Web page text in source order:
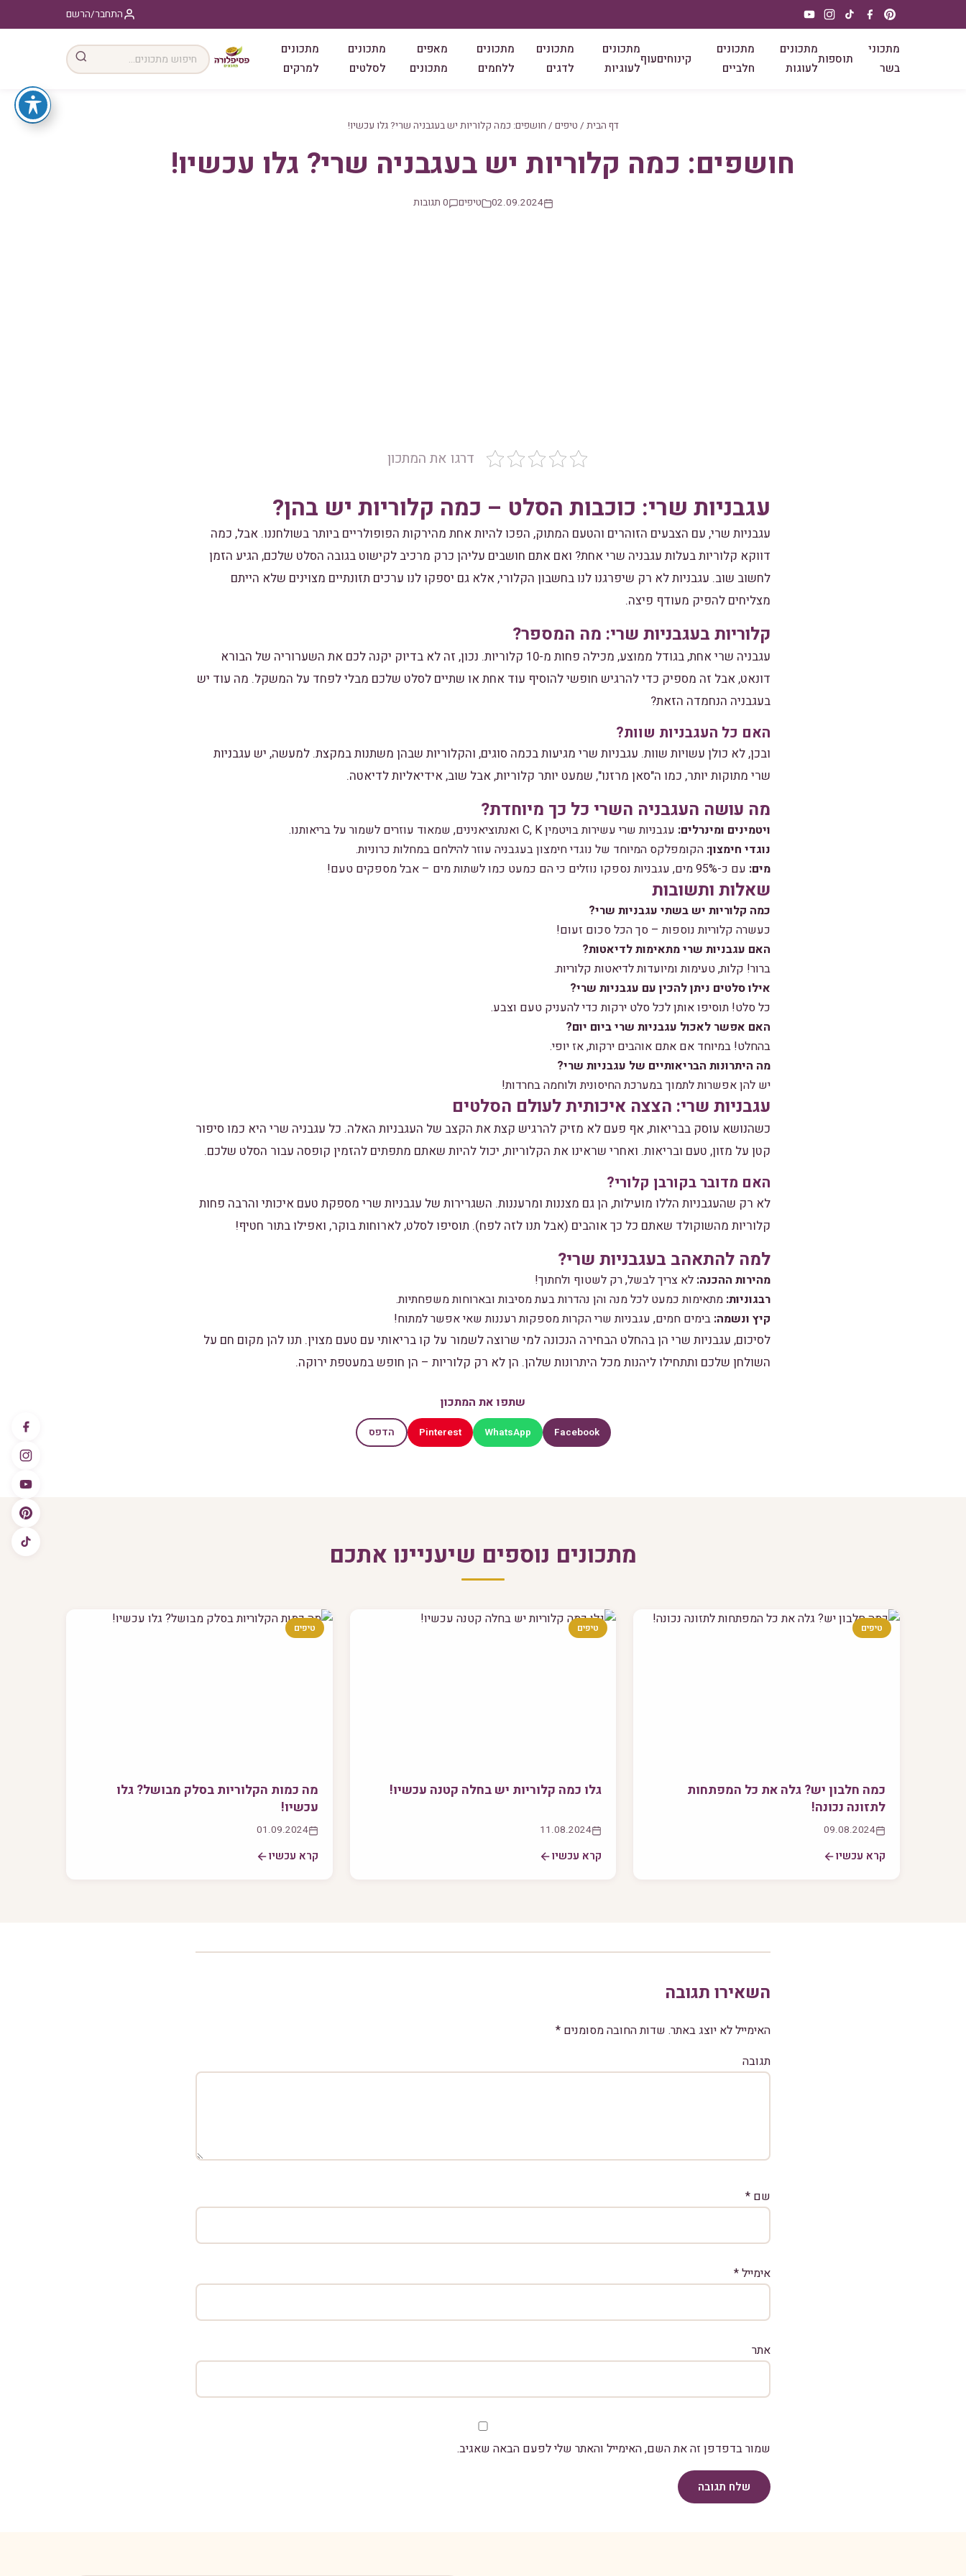
התחבר/הרשם
מתכוני
בשר
תוספות
מתכונים
לעוגות
מתכונים
חלביים
קינוחיםעוף
מתכונים
לעוגיות
מתכונים
לדגים
מתכונים
ללחמים
מאפים
מתכונים
מתכונים
לסלטים
מתכונים
למרקים
דף הבית / טיפים / חושפים: כמה קלוריות יש בעגבניה שרי? גלו עכשיו!
חושפים: כמה קלוריות יש בעגבניה שרי? גלו עכשיו!
02.09.2024 טיפים 0 תגובות
דרגו את המתכון
עגבניות שרי: כוכבות הסלט – כמה קלוריות יש בהן?
עגבניות שרי, עם הצבעים הזוהרים והטעם המתוק, הפכו להיות אחת מהירקות הפופולריים ביותר בשולחננו. אבל, כמה
דווקא קלוריות בעלות עגבניה שרי אחת? ואם אתם חושבים עליהן כרק מרכיב לקישוט בגובה הסלט שלכם, הגיע הזמן
לחשוב שוב. עגבניות לא רק שיפרגנו לנו בחשבון הקלורי, אלא גם יספקו לנו ערכים תזונתיים מצוינים שלא הייתם
מצליחים להפיק מעודף פיצה.
קלוריות בעגבניות שרי: מה המספר?
עגבניה שרי אחת, בגודל ממוצע, מכילה פחות מ-10 קלוריות. נכון, זה לא בדיוק יקנה לכם את השערוריה של הבורא
דונאט, אבל זה מספיק כדי להרגיש חופשי להוסיף עוד אחת או שתיים לסלט שלכם מבלי לפחד על המשקל. מה עוד יש
בעגבניה הנחמדה הזאת?
האם כל העגבניות שוות?
ובכן, לא כולן עשויות שוות. עגבניות שרי מגיעות בכמה סוגים, והקלוריות שבהן משתנות במקצת. למעשה, יש עגבניות
שרי מתוקות יותר, כמו ה"סאן מרזנו", שמעט יותר קלוריות, אבל שוב, אידיאליות לדיאטה.
מה עושה העגבניה השרי כל כך מיוחדת?
ויטמינים ומינרלים: עגבניות שרי עשירות בויטמין C, K ואנתוציאנינים, שמאוד עוזרים לשמור על בריאותנו.
נוגדי חימצון: הקומפלקס המיוחד של נוגדי חימצון בעגבניה עוזר להילחם במחלות כרוניות.
מים: עם כ-95% מים, עגבניות נספקו נוזלים כי הם כמעט כמו לשתות מים – אבל מספקים טעם!
שאלות ותשובות
כמה קלוריות יש בשתי עגבניות שרי?
כעשרה קלוריות נוספות – סך הכל סכום זעום!
האם עגבניות שרי מתאימות לדיאטות?
ברור! קלות, טעימות ומיועדות לדיאטות קלוריות.
אילו סלטים ניתן להכין עם עגבניות שרי?
כל סלט! תוסיפו אותן לכל סלט ירקות כדי להעניק טעם וצבע.
האם אפשר לאכול עגבניות שרי ביום יום?
בהחלט! במיוחד אם אתם אוהבים ירקות, אז יופי.
מה היתרונות הבריאותיים של עגבניות שרי?
יש להן אפשרות לתמוך במערכת החיסונית ולוחמה בחרדות!
עגבניות שרי: הצצה איכותית לעולם הסלטים
כשהנושא עוסק בבריאות, אף פעם לא מזיק להרגיש קצת את הקצב של העגבניות האלה. כל עגבניה שרי היא כמו סיפור
קטן על מזון, טעם ובריאות. ואחרי שראינו את הקלוריות, יכול להיות שאתם מתפתים להזמין קופסה עבור הסלט שלכם.
האם מדובר בקורבן קלורי?
לא רק שהעגבניות הללו מועילות, הן גם מצננות ומרעננות. השגרירות של עגבניות שרי מספקת טעם איכותי והרבה פחות
קלוריות מהשוקולד שאתם כל כך אוהבים (אבל תנו לזה לפח). תוסיפו לסלט, לארוחות בוקר, ואפילו בתור חטיף!
למה להתאהב בעגבניות שרי?
מהירות ההכנה: לא צריך לבשל, רק לשטוף ולחתוך!
רבגוניות: מתאימות כמעט לכל מנה והן נהדרות בעת מסיבות ובארוחות משפחתיות.
קיץ ונשמה: בימים חמים, עגבניות שרי הקרות מספקות רעננות שאי אפשר למתוח!
לסיכום, עגבניות שרי הן בהחלט הבחירה הנכונה למי שרוצה לשמור על קו בריאותי עם טעם מצוין. תנו להן מקום חם על
השולחן שלכם ותתחילו ליהנות מכל היתרונות שלהן. הן לא רק קלוריות – הן חופש במעטפת ירוקה.
שתפו את המתכון
Facebook
WhatsApp
Pinterest הדפס
מתכונים נוספים שיעניינו אתכם
טיפים
כמה חלבון יש? גלה את כל המפתחות
לתזונה נכונה!
09.08.2024
קרא עכשיו
טיפים
גלו כמה קלוריות יש בחלה קטנה עכשיו!
11.08.2024
קרא עכשיו
טיפים
מה כמות הקלוריות בסלק מבושל? גלו
עכשיו!
01.09.2024
קרא עכשיו
השאירו תגובה
האימייל לא יוצג באתר. שדות החובה מסומנים *
תגובה
שם *
אימייל*
אתר
שמור בדפדפן זה את השם, האימייל והאתר שלי לפעם הבאה שאגיב.
שלח תגובה